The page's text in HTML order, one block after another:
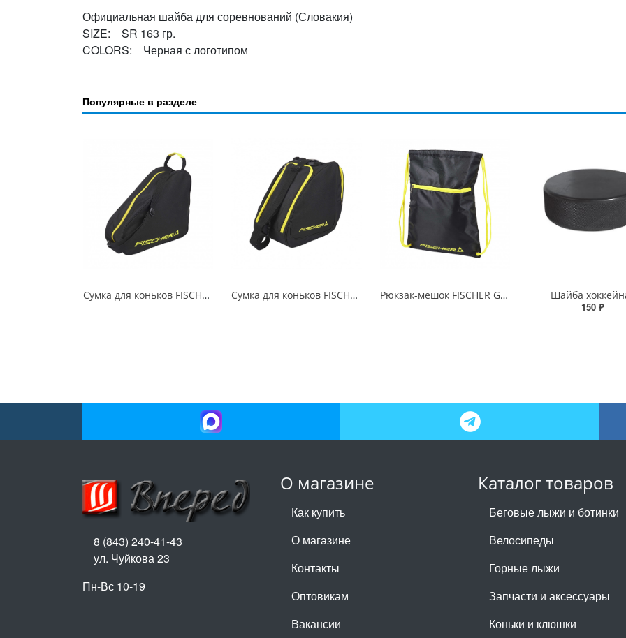
Официальная шайба для соревнований (Словакия)
SIZE: SR 163 гр.
COLORS: Черная с логотипом
Популярные в разделе
Сумка для коньков FISCHER Сумка для коньков FISCHER DELUXE Рюкзак-мешок FISCHER Gym
Шайба
150 ₽
О магазине
Как купить
О магазине
Контакты
Оптовикам
Вакансии
Каталог товаров
Беговые лыжи и ботинки
Велосипеды
Горные лыжи
Запчасти и аксессуары
Коньки и клюшки
8 (843) 240-41-43
ул. Чуйкова 23
Пн-Вс 10-19